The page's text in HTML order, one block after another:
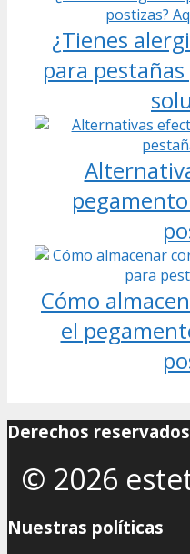
¿Tienes
para
Cómo
el
Derechos reservados
© 2026
Nuestras políticas